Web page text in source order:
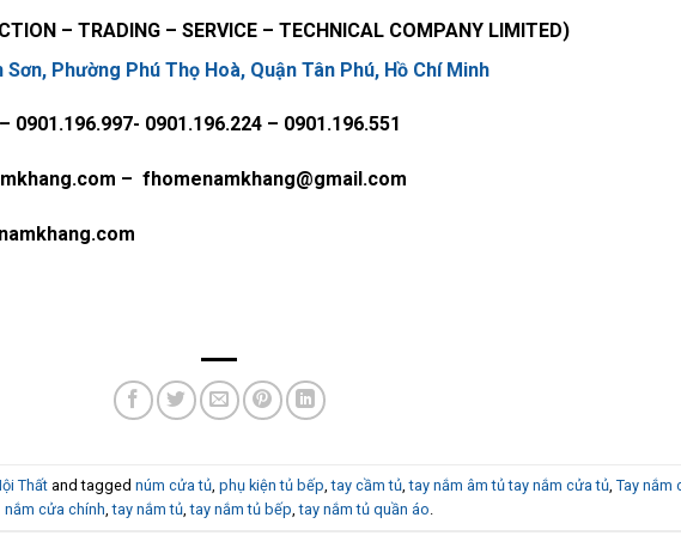
– TRADING – SERVICE – TECHNICAL COMPANY LIMITED)
Sơn, Phường Phú Thọ Hoà, Quận Tân Phú, Hồ Chí Minh
0901.196.997- 0901.196.224 – 0901.196.551
– fhomenamkhang@gmail.com
Thất and tagged núm cửa tủ phụ kiện tủ bếp ,tay cầm tủ ,tay nắm âm tủ tay nắm cửa tủ Tay nắm
nắm cửa chính ,tay nắm tủ,tay nắm tủ bếp ,tay nắm tủ quần áo